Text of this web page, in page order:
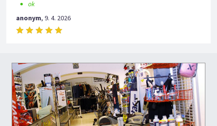
ok
anonym,9. 4. 2026